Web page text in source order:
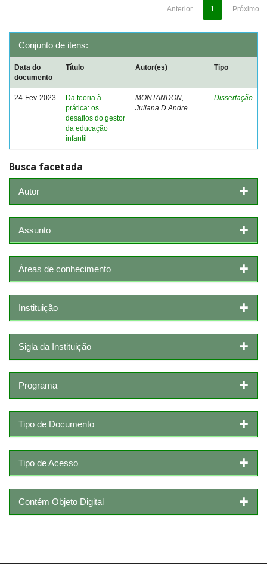
Anterior 1 Próximo
Conjunto de itens:
Data do
documento
Título Autor(es) Tipo
24-Fev-2023
Da teoria à
prática: os
desafios do gestor
da educação
infantil
MONTANDON,
Juliana D Andre
Dissertação
Busca facetada
Autor
Assunto
Áreas de conhecimento
Instituição
Sigla da Instituição
Programa
Tipo de Documento
Tipo de Acesso
Contém Objeto Digital